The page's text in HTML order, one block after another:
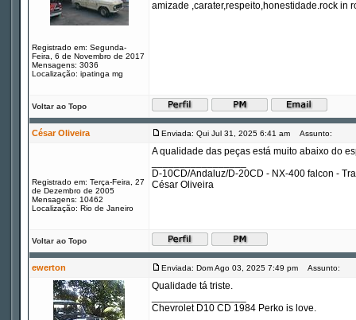
Registrado em: Segunda-
Feira, 6 de Novembro de 2017
Mensagens: 3036
Localização: ipatinga mg
amizade ,carater,respeito,honestidade.rock in
Voltar ao Topo
César Oliveira Enviada: Qui Jul 31, 2025 6:41 am Assunto:
Registrado em: Terça-Feira, 27
de Dezembro de 2005
Mensagens: 10462
Localização: Rio de Janeiro
A qualidade das peças está muito abaixo do
D-10CD/Andaluz/D-20CD - NX-400 falcon -
César Oliveira
Voltar ao Topo
ewerton Enviada: Dom Ago 03, 2025 7:49 pm Assunto:
Qualidade tá triste.
Chevrolet D10 CD 1984 Perko is love.